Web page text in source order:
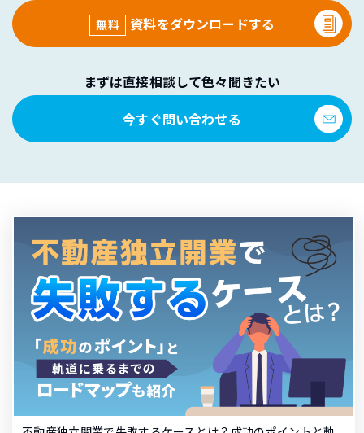
無料 資料をダウンロードする
まずは直接相談して色々聞きたい
今すぐ問い合わせる